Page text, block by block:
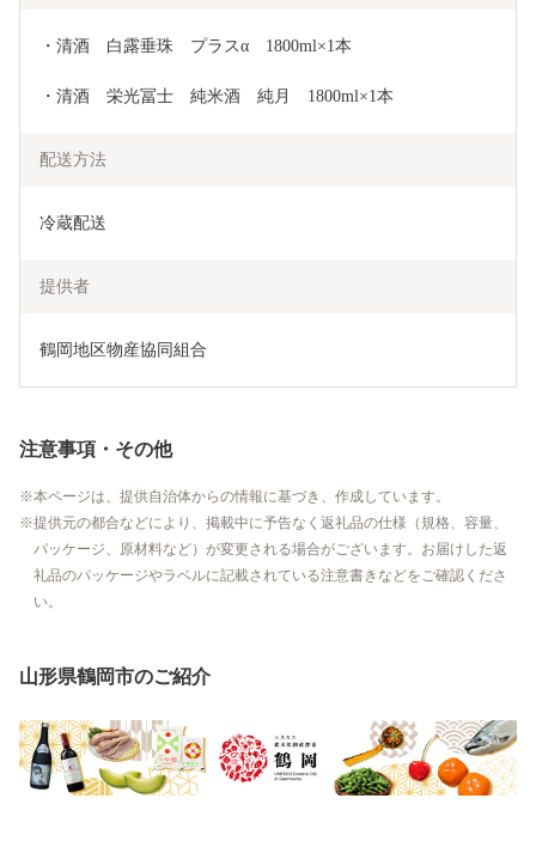
・清酒　白露垂珠　プラスα　1800ml×1本
・清酒　栄光冨士　純米酒　純月　1800ml×1本
配送方法
冷蔵配送
提供者
鶴岡地区物産協同組合
注意事項・その他
本ページは、提供自治体からの情報に基づき、作成しています。
提供元の都合などにより、掲載中に予告なく返礼品の仕様（規格、容量、
パッケージ、原材料など）が変更される場合がございます。お届けした返
礼品のパッケージやラベルに記載されている注意書きなどをご確認くださ
い。
山形県鶴岡市のご紹介